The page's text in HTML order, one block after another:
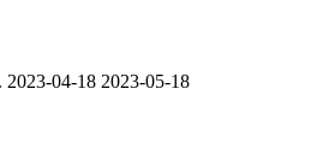
2023-04-18 2023-05-18